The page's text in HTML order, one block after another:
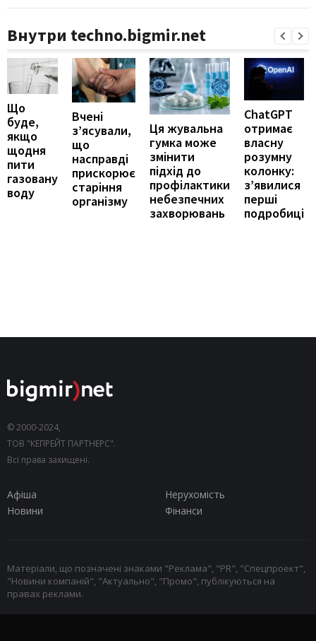
Внутри techno.bigmir.net
Що
буде,
якщо
щодня
пити
газовану
воду
Вчені
з’ясували,
що
насправді
прискорює
старіння
організму
Ця жувальна
гумка може
змінити
підхід до
профілактики
небезпечних
захворювань
ChatGPT
отримає
власну
розумну
колонку:
з’явилися
перші
подробиці
© 2000-2024,
ТОВ "КЕПРЕЙТ ПАРТНЕРС".
Всі права захищені.
Афіша
Нерухомість
Новини
Фінанси
Матеріали, що позначені знаками "Реклама", "PR", "Спецпроект",
"Новини компаній", "Актуально", "Промо", публікуються на
правах реклами.